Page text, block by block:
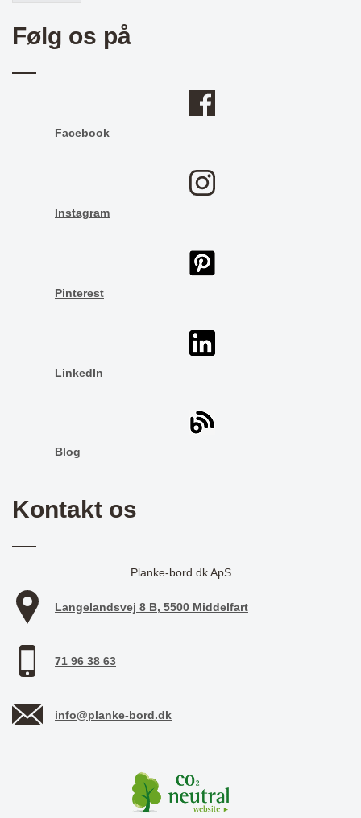
Følg os på
Facebook
Instagram
Pinterest
LinkedIn
Blog
Kontakt os
Planke-bord.dk ApS
Langelandsvej 8 B, 5500 Middelfart
71 96 38 63
info@planke-bord.dk